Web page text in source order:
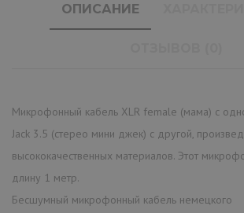
ОПИСАНИЕ
Микрофонный кабель XLR female (мама) с
Jack 3.5 (стерео мини джек) с другой,
высококачественных материалов. Этот
длину 1 метр.
Бесшумный микрофонный кабель немецкого